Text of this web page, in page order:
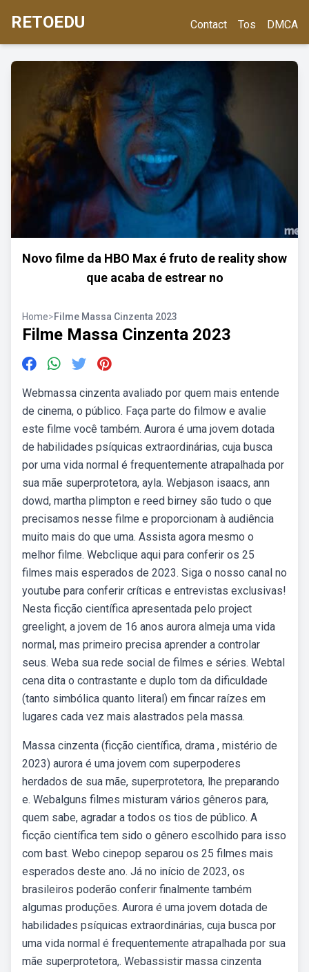
RETOEDU Contact Tos DMCA
Novo filme da HBO Max é fruto de reality show
que acaba de estrear no
Home>Filme Massa Cinzenta 2023
Filme Massa Cinzenta 2023
Webmassa cinzenta avaliado por quem mais entende
de cinema, o público. Faça parte do filmow e avalie
este filme você também. Aurora é uma jovem dotada
de habilidades psíquicas extraordinárias, cuja busca
por uma vida normal é frequentemente atrapalhada por
sua mãe superprotetora, ayla. Webjason isaacs, ann
dowd, martha plimpton e reed birney são tudo o que
precisamos nesse filme e proporcionam à audiência
muito mais do que uma. Assista agora mesmo o
melhor filme. Webclique aqui para conferir os 25
filmes mais esperados de 2023. Siga o nosso canal no
youtube para conferir críticas e entrevistas exclusivas!
Nesta ficção científica apresentada pelo project
greelight, a jovem de 16 anos aurora almeja uma vida
normal, mas primeiro precisa aprender a controlar
seus. Weba sua rede social de filmes e séries. Webtal
cena dita o contrastante e duplo tom da dificuldade
(tanto simbólica quanto literal) em fincar raízes em
lugares cada vez mais alastrados pela massa.
Massa cinzenta (ficção científica, drama , mistério de
2023) aurora é uma jovem com superpoderes
herdados de sua mãe, superprotetora, lhe preparando
e. Webalguns filmes misturam vários gêneros para,
quem sabe, agradar a todos os tios de público. A
ficção científica tem sido o gênero escolhido para isso
com bast. Webo cinepop separou os 25 filmes mais
esperados deste ano. Já no início de 2023, os
brasileiros poderão conferir finalmente também
algumas produções. Aurora é uma jovem dotada de
habilidades psíquicas extraordinárias, cuja busca por
uma vida normal é frequentemente atrapalhada por sua
mãe superprotetora,. Webassistir massa cinzenta